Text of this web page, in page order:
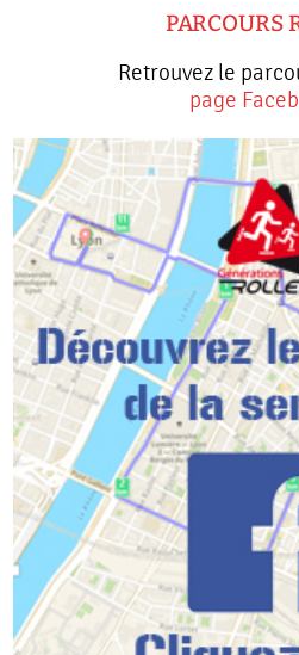
PARCOURS
Retrouvez le
page